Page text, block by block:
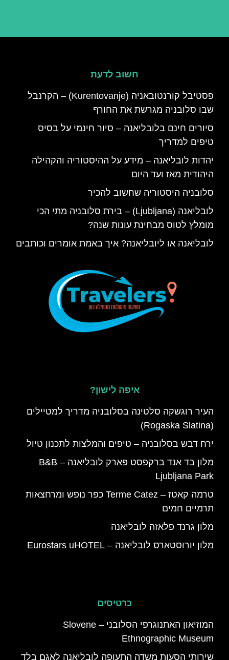
חשוב לדעת
פסטיבל קורנטובאניה (Kurentovanje) – הקרנבל
שבו סלובניה מגרשת את החורף
סיורים חינם בלובליאנה – סיור חינמי על בסיס
טיפים למדריך
יהדות לובליאנה – מידע על ההיסטוריה והקהילה
היהודית מאז ועד היום
סלובניה היסטוריה שחשוב להכיר
לובליאנה (Ljubljana) – בירת סלובניה מתי הכי
מומלץ לטוס מבחינת עונות שנה?
לובליאנה או ליובליאנה? איך באמת אומרים וכותבים
איפה לישון?
העיר רוגשקה סלטינה בסלובניה מדריך למטיילים
(Rogaska Slatina)
ירח דבש בסלובניה – טיפים והמלצות לתכנון טיול
מלון בד אנד ברקפסט פארק לובליאנה – B&B
Ljubljana Park
טרמה קאטז – Terme Catez כפר נופש ומרחצאות
תרמיים חמים
מלון גרנד פלאזה לובליאנה
מלון יורוסטארס לובליאנה – Eurostars uHOTEL
כרטיסים
המוזיאון האתנוגרפי הסלובני – Slovene
Ethnographic Museum
שירותי הסעות משדה התעופה לובליאנה לאגם בלד